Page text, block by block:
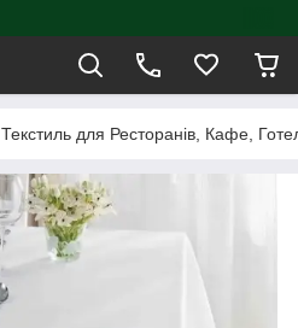
Текстиль для Ресторанів, Кафе,